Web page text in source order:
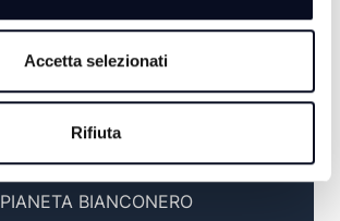
Accetta selezionati
Rifiuta
20:30
TG SERA
21:00
PIANETA BIANCONERO